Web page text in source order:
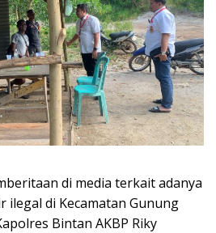
di media terkait adanya
ilegal di Kecamatan Gunung
Bintan AKBP Riky